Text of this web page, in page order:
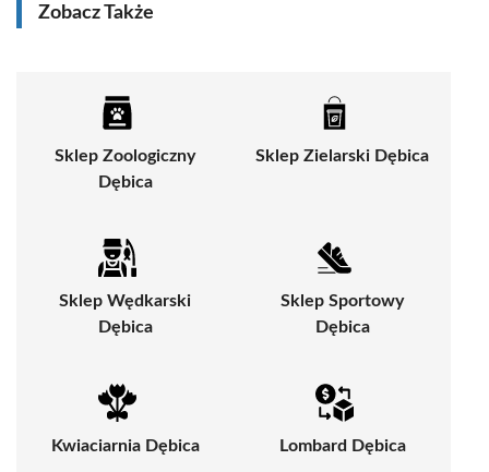
Zobacz Także
Sklep Zoologiczny
Dębica
Sklep Zielarski Dębica
Sklep Wędkarski
Dębica
Sklep Sportowy
Dębica
Kwiaciarnia Dębica Lombard Dębica